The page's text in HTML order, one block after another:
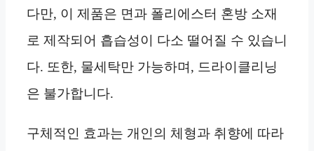
다만, 이 제품은 면과 폴리에스터 혼방 소재
로 제작되어 흡습성이 다소 떨어질 수 있습니
다. 또한, 물세탁만 가능하며, 드라이클리닝
은 불가합니다.
구체적인 효과는 개인의 체형과 취향에 따라